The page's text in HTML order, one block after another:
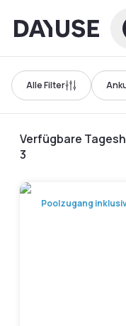
Dayuse
Alle Filter
Verfügbare
3
Poolzugang